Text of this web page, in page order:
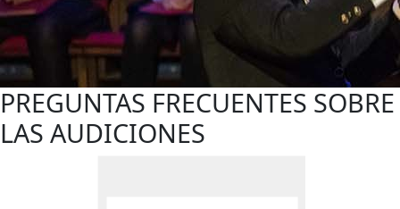
PREGUNTAS FRECUENTES SOBRE
LAS AUDICIONES